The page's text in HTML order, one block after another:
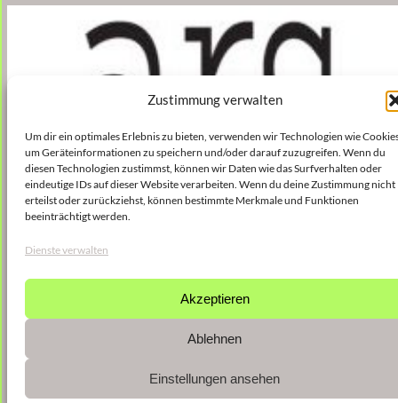
Zustimmung verwalten
Um dir ein optimales Erlebnis zu bieten, verwenden wir Technologien wie
um Geräteinformationen zu speichern und/oder darauf zuzugreifen. Wenn du
diesen Technologien zustimmst, können wir Daten wie das Surfverhalten oder
eindeutige IDs auf dieser Website verarbeiten. Wenn du deine Zustimmung nicht
erteilst oder zurückziehst, können bestimmte Merkmale und Funktionen
beeinträchtigt werden.
Dienste verwalten
Akzeptieren
Ablehnen
Einstellungen ansehen